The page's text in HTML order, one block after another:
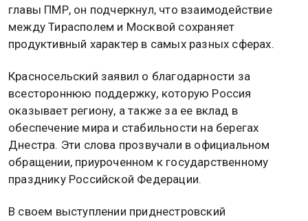
главы ПМР, он подчеркнул, что взаимодействие
между Тирасполем и Москвой сохраняет
продуктивный характер в самых разных сферах.
Красносельский заявил о благодарности за
всестороннюю поддержку, которую Россия
оказывает региону, а также за ее вклад в
обеспечение мира и стабильности на берегах
Днестра. Эти слова прозвучали в официальном
обращении, приуроченном к государственному
празднику Российской Федерации.
В своем выступлении приднестровский